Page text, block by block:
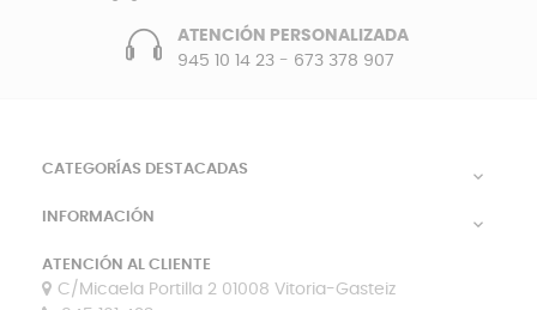
ATENCIÓN PERSONALIZADA
945 10 14 23- 673 378 907
CATEGORÍAS DESTACADAS 
INFORMACIÓN 
ATENCIÓN AL CLIENTE
C/Micaela Portilla 2 01008 Vitoria-Gasteiz